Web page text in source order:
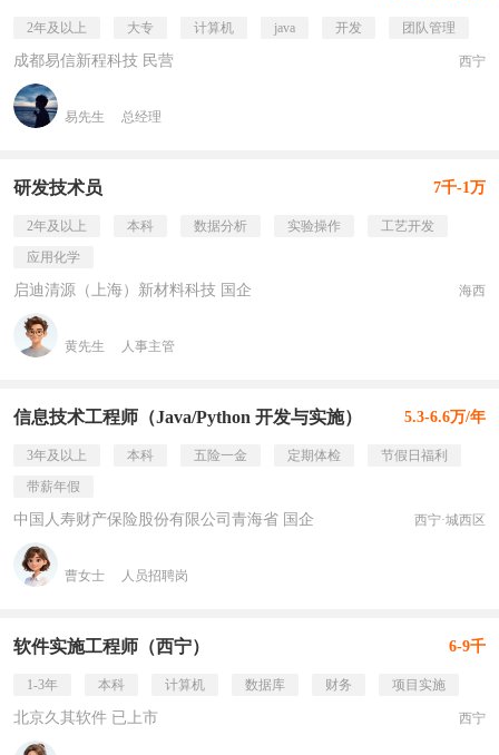
2年及以上 大专 计算机 java 开发 团队管理
成都易信新程科技 民营 西宁
易先生 总经理
研发技术员 7千-1万
2年及以上 本科 数据分析 实验操作
工艺开发
应用化学
启迪清源（上海）新材料科技 国企 海西
黄先生 人事主管
信息技术工程师（Java/Python 开发与实施） 5.3-6.6万/年
3年及以上 本科 五险一金 定期体检
节假日福利
带薪年假
中国人寿财产保险股份有限公司青海省 国企 西宁·城西区
曹女士 人员招聘岗
软件实施工程师（西宁） 6-9千
1-3年 本科 计算机 数据库 财务 项目实施
北京久其软件 已上市 西宁